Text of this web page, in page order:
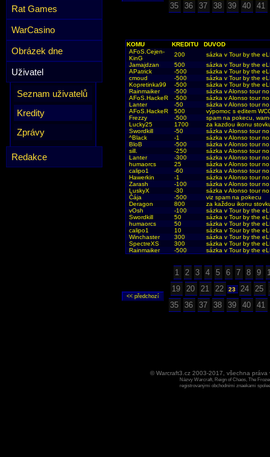
Rat Games
WarCasino
Obrázek dne
Uživatel
Seznam uživatelů
Kredity
Zprávy
Redakce
35
36 37 38 39 40 41
KOMU KREDITU
DUVOD
AFoS.Cejen-
KinG
200
sázka v Tour by the
Jamajdzan
500
sázka v Tour by the
APatrick
-500
sázka v Tour by the
cmoud
-500
sázka v Tour by the
Kopretinka99
-500
sázka v Tour by the
Rainmaiker
-500
sázka v Alonso tour
AFoS.HackeR
-500
sázka v Alonso tour
Lanter
-50
sázka v Alonso tour
AFoS.HackeR
500
výpomoc s editem
Frezzy
-500
spam na pokecu,
Lucky25
1700
za kazdou ikonu
Swordkill
-50
sázka v Alonso tour
^Black
-1
sázka v Alonso tour
BloB
-500
sázka v Alonso tour
sill.
-250
sázka v Alonso tour
Lanter
-300
sázka v Alonso tour
humaorcs
25
sázka v Alonso tour
calipo1
-60
sázka v Alonso tour
Hawerkin
-1
sázka v Alonso tour
Zarash
-100
sázka v Alonso tour
LuskyX
-30
sázka v Alonso tour
Čája
-500
viz spam na pokecu
Deragon
800
za každou ikonu
vOsh
-100
sázka v Tour by the
Swordkill
50
sázka v Tour by the
humaorcs
50
sázka v Tour by the
calipo1
10
sázka v Tour by the
Winchaster
300
sázka v Tour by the
SpectreXS
300
sázka v Tour by the
Rainmaiker
-500 sázka v Tour by the
1 2 3 4 5 6 7 8 9
19
20 21 22 23 24 25
35
36 37 38 39 40 41
© Warcraft3.cz 2003-2017, všechna
Názvy Warcraft, Reign of Chaos, The
registrovanými obchodními znaekami